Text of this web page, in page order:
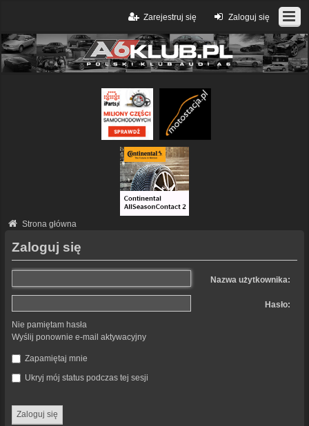
Zaloguj się
Zarejestruj się
Strona główna
Zaloguj się
Nazwa użytkownika:
Hasło:
Nie pamiętam hasła
Wyślij ponownie e-mail aktywacyjny
Zapamiętaj mnie
Ukryj mój status podczas tej sesji